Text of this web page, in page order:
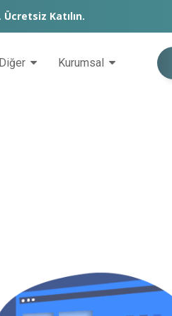
Ücretsiz Katılın.
Diğer Kurumsal